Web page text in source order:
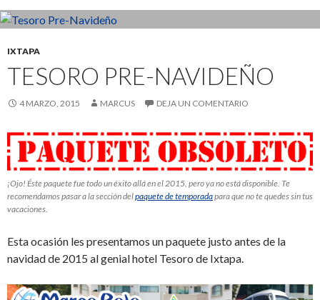
IXTAPA
TESORO PRE-NAVIDEÑO
4 MARZO, 2015 MARCUS DEJA UN COMENTARIO
¡Ojo! Éste paquete fue todo un éxito allá en el 2015, pero ya no está disponible. Te
recomendamos pasar a la sección delpaquete de temporadapara que no te quedes sin tus
vacaciones.
Esta ocasión les presentamos un paquete justo antes de la
navidad de 2015 al genial hotel Tesoro de Ixtapa.